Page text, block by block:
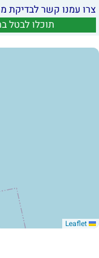
צרו עמנו קשר לבדיקת
תוכלו לבטל